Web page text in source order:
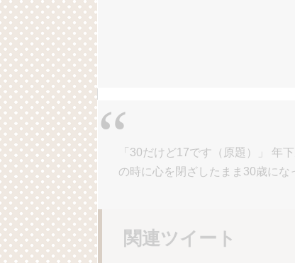
「30だけど17です（原題）」 年
の時に心を閉ざしたまま30歳に
関連ツイート